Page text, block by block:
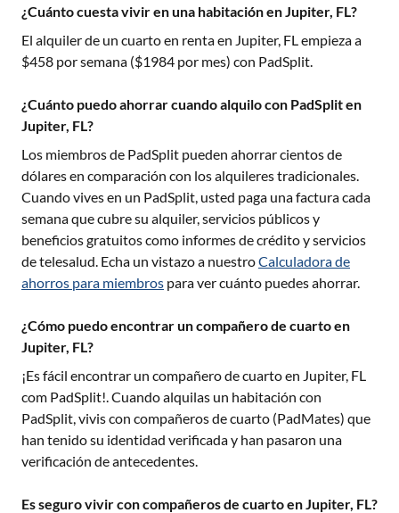
¿Cuánto cuesta vivir en una habitación en Jupiter, FL?
El alquiler de un cuarto en renta en Jupiter, FLempieza a
$458 por semana ($1984 por mes) con PadSplit.
¿Cuánto puedo ahorrar cuando alquilo con PadSplit en
Jupiter, FL?
Los miembros de PadSplit pueden ahorrar cientos de
dólares en comparación con los alquileres tradicionales.
Cuando vives en un PadSplit, usted paga una factura cada
semana que cubre su alquiler, servicios públicos y
beneficios gratuitos como informes de crédito y servicios
de telesalud. Echa un vistazo a nuestroCalculadora de
ahorros para miembros para ver cuánto puedes ahorrar.
¿Cómo puedo encontrar un compañero de cuarto en
Jupiter, FL?
¡Es fácil encontrar un compañero de cuarto en Jupiter, FL
com PadSplit!. Cuando alquilas un habitación con
PadSplit, vivis con compañeros de cuarto (PadMates) que
han tenido su identidad verificada y han pasaron una
verificación de antecedentes.
Es seguro vivir con compañeros de cuarto en Jupiter, FL?